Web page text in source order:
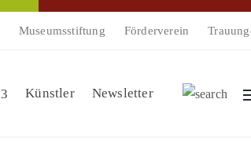
Museumsstiftung Förderverein
Künstler Newsletter